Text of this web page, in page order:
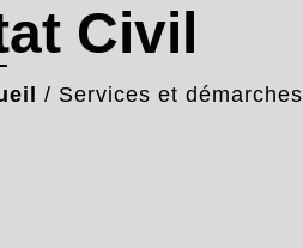
Civil
/ Services et démarches